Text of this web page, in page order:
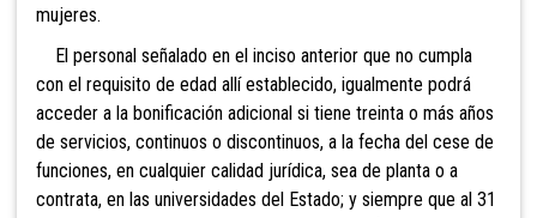
mujeres.
El personal señalado en el inciso anterior que no cumpla
con el requisito de edad allí establecido, igualmente podrá
acceder a la bonificación adicional si tiene treinta o más años
de servicios, continuos o discontinuos, a la fecha del cese de
funciones, en cualquier calidad jurídica, sea de planta o a
contrata, en las universidades del Estado; y siempre que al 31